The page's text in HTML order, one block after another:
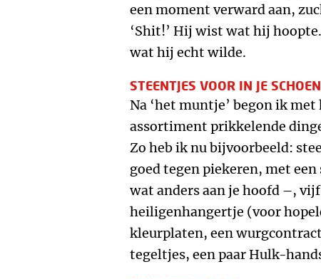
een moment verward aan,
‘Shit!’ Hij wist wat hij
wat hij echt wilde.
STEENTJES VOOR IN JE SCHOEN
Na ‘het muntje’ begon ik
assortiment prikkelende
Zo heb ik nu bijvoorbeeld:
goed tegen piekeren, met
wat anders aan je hoofd –,
heiligenhangertje (voor
kleurplaten, een
tegeltjes, een paar Hulk-